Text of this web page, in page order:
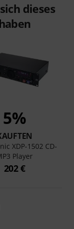
dieses
5%
XDP-1502 CD-
Player
202 €